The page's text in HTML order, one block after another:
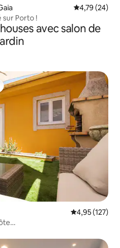
Évaluation
4,79 (24)
sur Porto !
avec salon de
Évaluation
4,95 (127)